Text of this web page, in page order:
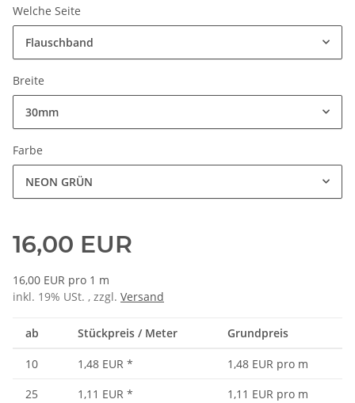
Welche Seite
Flauschband
Breite
30mm
Farbe
NEON GRÜN
16,00 EUR
16,00 EUR pro 1 m
inkl. 19% USt. , zzgl. Versand
ab Stückpreis / Meter Grundpreis
10 1,48 EUR *
1,48 EUR pro m
25
1,11 EUR *
1,11 EUR pro m